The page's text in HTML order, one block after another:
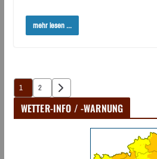
mehr lesen ...
Seitennummerierung
der
1 2
WETTER-INFO / -WARNUNG